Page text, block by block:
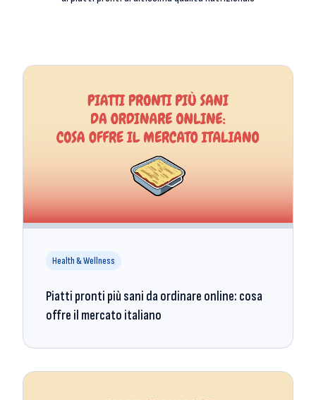
Health & Wellness
Piatti pronti più sani da ordinare online: cosa
offre il mercato italiano